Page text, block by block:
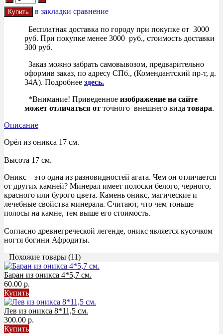
в закладки сравнение
Бесплатная доставка по городу при покупке от 3000
руб. При покупке менее 3000 руб., стоимость доставки
300 руб.
Заказ можно забрать самовывозом, предварительно
оформив заказ, по адресу СПб., (Комендантский пр-т, д.
34А). Подробнее здесь.
*Внимание! Приведенное изображение на сайте
может отличаться от точного внешнего вида товара.
Описание
Орёл из оникса 17 см.
Высота 17 см.
Оникс – это одна из разновидностей агата. Чем он отличается
от других камней? Минерал имеет полоски белого, черного,
красного или бурого цвета. Камень оникс, магические и
лечебные свойства минерала. Считают, что чем тоньше
полосы на камне, тем выше его стоимость.
Согласно древнегреческой легенде, оникс является кусочком
ногтя богини Афродиты.
Похожие товары (11)
Баран из оникса 4*5,7 см.
60.00 р.
Купить
Лев из оникса 8*11,5 см.
300.00 р.
Купить